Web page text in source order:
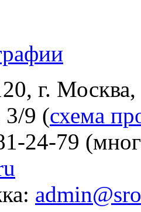
г.
3/9 (схема
24-79